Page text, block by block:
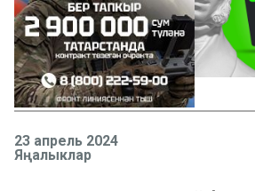
23 апрель 2024
Яңалыклар